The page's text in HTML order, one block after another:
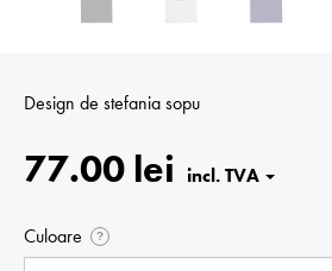
Design de stefania sopu
77.00 lei
Culoare ?